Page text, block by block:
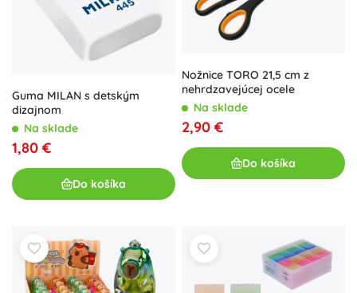
Guma MILAN s detským
dizajnom
Na sklade
1,80 €
Do košíka
Nožnice TORO 21,5 cm z
nehrdzavejúcej ocele
Na sklade
2,90 €
Do košíka